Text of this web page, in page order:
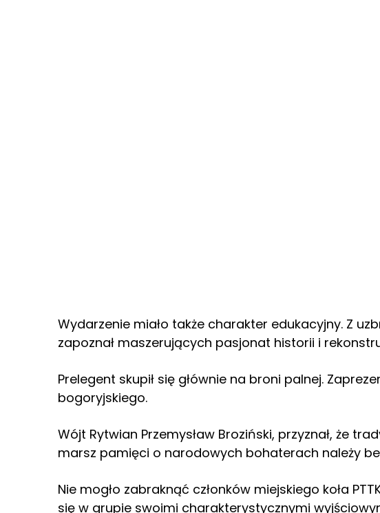
Wydarzenie miało także charakter edukacyjny. Z
zapoznał maszerujących pasjonat historii i
Prelegent skupił się głównie na broni palnej.
bogoryjskiego.
Wójt Rytwian Przemysław Broziński, przyznał, że
marsz pamięci o narodowych bohaterach należy
Nie mogło zabraknąć członków miejskiego koła
się w grupie swoimi charakterystycznymi